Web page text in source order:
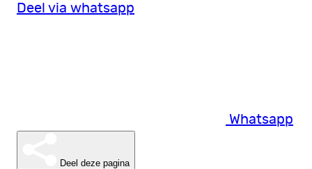
Deel via whatsapp
Whatsapp
Deel deze pagina